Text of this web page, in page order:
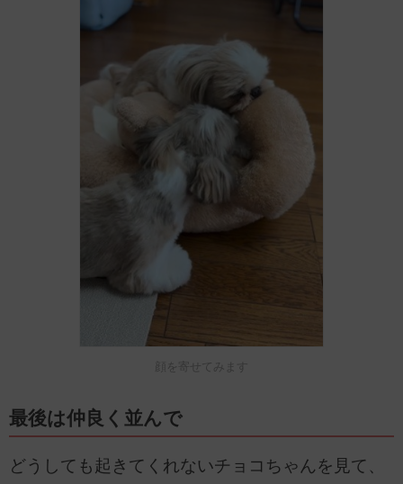
顔を寄せてみます
最後は仲良く並んで
どうしても起きてくれないチョコちゃんを見て、